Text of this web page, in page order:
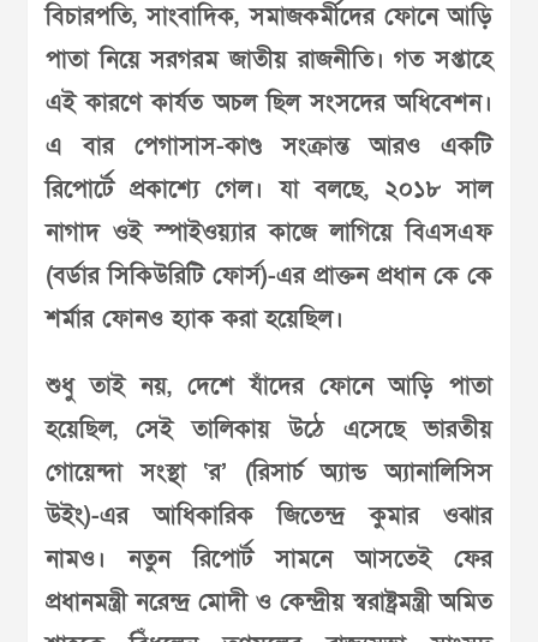
বিচারপতি, সাংবাদিক, সমাজকর্মীদের ফোনে আড়ি
পাতা নিয়ে সরগরম জাতীয় রাজনীতি। গত সপ্তাহে
এই কারণে কার্যত অচল ছিল সংসদের অধিবেশন।
এ বার পেগাসাস-কাণ্ড সংক্রান্ত আরও একটি
রিপোর্টে প্রকাশ্যে গেল। যা বলছে, ২০১৮ সাল
নাগাদ ওই স্পাইওয়্যার কাজে লাগিয়ে বিএসএফ
(বর্ডার সিকিউরিটি ফোর্স)-এর প্রাক্তন প্রধান কে কে
শর্মার ফোনও হ্যাক করা হয়েছিল।
শুধু তাই নয়, দেশে যাঁদের ফোনে আড়ি পাতা
হয়েছিল, সেই তালিকায় উঠে এসেছে ভারতীয়
গোয়েন্দা সংস্থা ‘র’ (রিসার্চ অ্যান্ড অ্যানালিসিস
উইং)-এর আধিকারিক জিতেন্দ্র কুমার ওঝার
নামও। নতুন রিপোর্ট সামনে আসতেই ফের
প্রধানমন্ত্রী নরেন্দ্র মোদী ও কেন্দ্রীয় স্বরাষ্ট্রমন্ত্রী অমিত